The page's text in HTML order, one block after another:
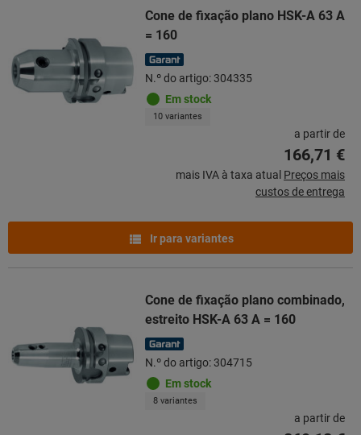
Cone de fixação plano HSK-A 63 A
= 160
N.º do artigo: 304335
Em stock
10 variantes
a partir de
166,71 €
mais IVA à taxa atual Preços mais
custos de entrega
Ir para variantes
Cone de fixação plano combinado,
estreito HSK-A 63 A = 160
N.º do artigo: 304715
Em stock
8 variantes
a partir de